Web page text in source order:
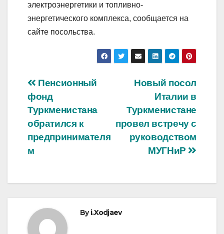
электроэнергетики и топливно-
энергетического комплекса, сообщается на
сайте посольства.
Post
navigation
Новый посол
Италии в
Туркменистане
провел встречу с
руководством
МУГНиР
Пенсионный
фонд
Туркменистана
обратился к
предпринимателя
м
Byi.Xodjaev